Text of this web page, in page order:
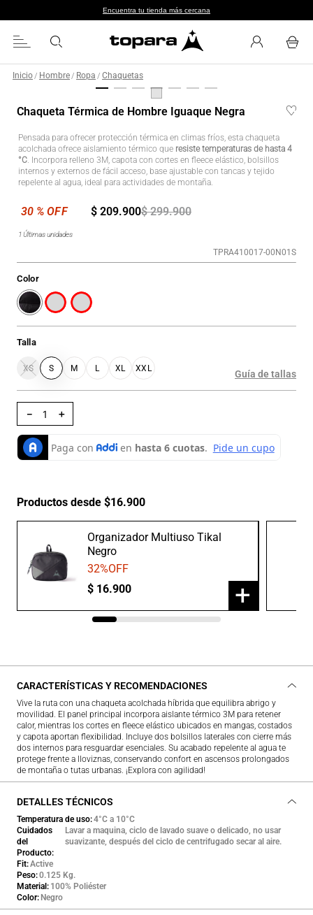
Encuentra tu tienda más cercana
Inicio / Hombre / Ropa / Chaquetas
Chaqueta Térmica de Hombre Iguaque Negra
Pensada para ofrecer protección térmica en climas fríos, esta chaqueta
acolchada ofrece aislamiento térmico que resiste temperaturas de hasta 4
°C. Incorpora relleno 3M, capota con cortes en fleece elástico, bolsillos
internos y externos de fácil acceso, base ajustable con tancas y tejido
repelente al agua, ideal para actividades de montaña.
$ 299.900
$ 209.900
1 Últimas unidades
TPRA410017-00N01S
Talla
XS S M L XL XXL
Color
Guía de tallas
＋
－
Productos desde $16.900
Organizador Multiuso Tikal
Negro
32%OFF
$ 16.900 +
CARACTERÍSTICAS Y RECOMENDACIONES
Vive la ruta con una chaqueta acolchada híbrida que equilibra abrigo y
movilidad. El panel principal incorpora aislante térmico 3M para retener
calor, mientras los cortes en fleece elástico ubicados en mangas, costados
y capota aportan flexibilidad. Incluye dos bolsillos laterales con cierre más
dos internos para resguardar esenciales. Su acabado repelente al agua te
protege frente a lloviznas, conservando confort en ascensos prolongados
de montaña o tutas urbanas. ¡Explora con agilidad!
DETALLES TÉCNICOS
Temperatura de uso 4°C a 10°C
Cuidados
del
Producto
Lavar a maquina, ciclo de lavado suave o delicado, no usar
suavizante, después del ciclo de centrifugado secar al aire.
Fit Active
Peso 0.125 Kg.
Material
100% Poliéster
Color Negro